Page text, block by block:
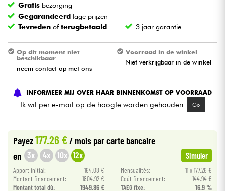
Blaasinstrument
Viool & Quatuor
Kinderen
Kabels & toebehoren
Sets
Bekijk onze merken
Gratis bezorging
Gegarandeerd lage prijzen
Tevreden ofterugbetaald 3 jaar garantie
Op dit moment niet
beschikbaar
neem contact op met ons
Voorraad in de winkel
Niet verkrijgbaar in de winkel
INFORMEER MIJ OVER HAAR BINNENKOMST OP VOORRAAD
Ik wil per e-mail op de hoogte worden gehouden Go
Payez177.26 € / mois par carte bancaire
en 3x 4x 10x 12x Simuler
Apport initial: 164.08 € Mensualités:
11 x 177.26 €
Montant financement:
1804.92 € Coût financement:
144.94 €
Montant total dù:
1949.86 € TAEG fixe: 16.9 %